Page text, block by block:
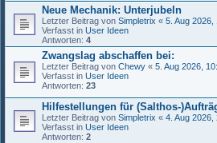
Neue Mechanik: Unterjubeln
Letzter Beitrag von Simpletrix « 5. Aug 2026,
Verfasst in User Ideen
Antworten: 4
Zwangslag abschaffen bei:
Letzter Beitrag von Chewy « 5. Aug 2026,
Verfasst in User Ideen
Antworten: 23
Hilfestellungen für (Salthos-
Letzter Beitrag von Simpletrix « 4. Aug 2026,
Verfasst in User Ideen
Antworten: 2